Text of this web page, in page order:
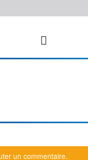
un commentaire.